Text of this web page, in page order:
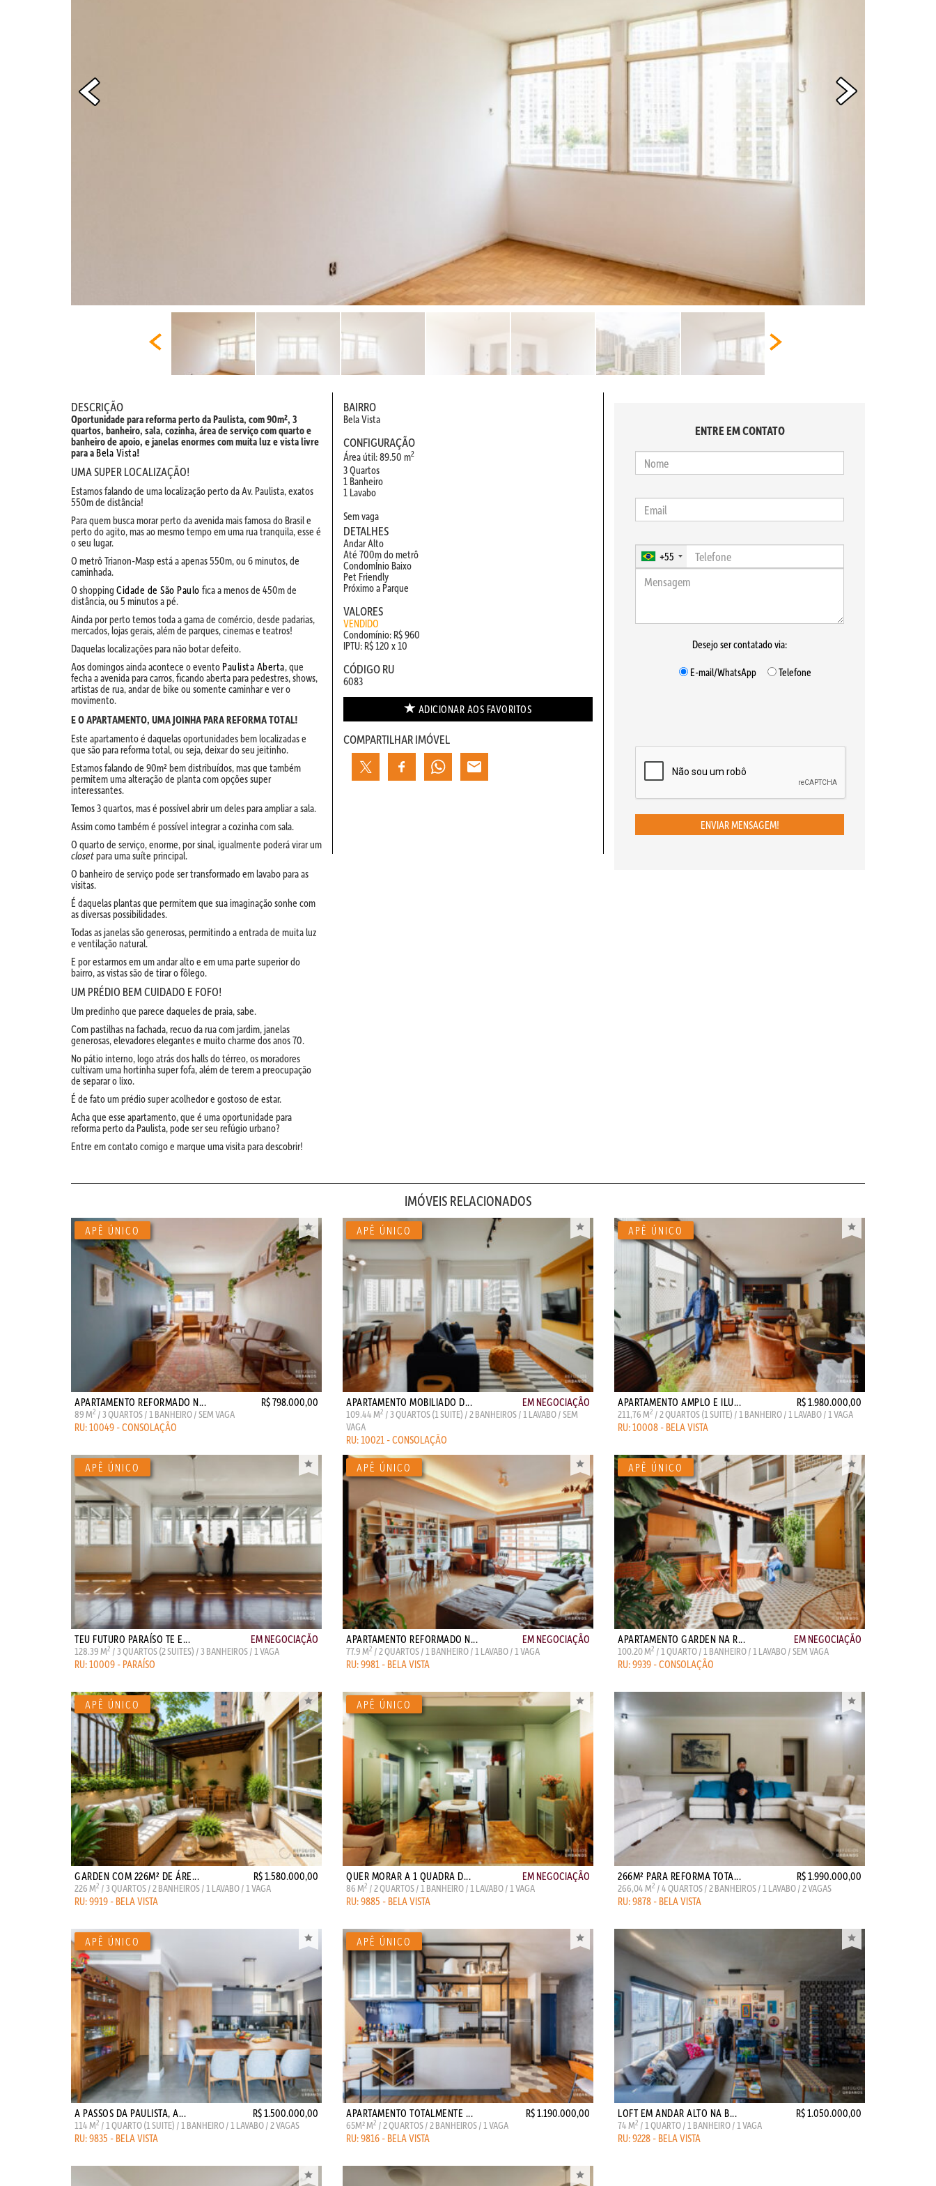
DESCRIÇÃO
Oportunidade para reforma perto da Paulista, com 90m², 3
quartos, banheiro, sala, cozinha, área de serviço com quarto e
banheiro de apoio, e janelas enormes com muita luz e vista livre
para a Bela Vista!
UMA SUPER LOCALIZAÇÃO!
Estamos falando de uma localização perto da Av. Paulista, exatos
550m de distância!
Para quem busca morar perto da avenida mais famosa do Brasil e
perto do agito, mas ao mesmo tempo em uma rua tranquila, esse é
o seu lugar.
O metrô Trianon-Masp está a apenas 550m, ou 6 minutos, de
caminhada.
O shopping Cidade de São Paulo fica a menos de 450m de
distância, ou 5 minutos a pé.
Ainda por perto temos toda a gama de comércio, desde padarias,
mercados, lojas gerais, além de parques, cinemas e teatros!
Daquelas localizações para não botar defeito.
Aos domingos ainda acontece o evento Paulista Aberta, que
fecha a avenida para carros, ficando aberta para pedestres, shows,
artistas de rua, andar de bike ou somente caminhar e ver o
movimento.
E O APARTAMENTO, UMA JOINHA PARA REFORMA TOTAL!
Este apartamento é daquelas oportunidades bem localizadas e
que são para reforma total, ou seja, deixar do seu jeitinho.
Estamos falando de 90m² bem distribuídos, mas que também
permitem uma alteração de planta com opções super
interessantes.
Temos 3 quartos, mas é possível abrir um deles para ampliar a sala.
Assim como também é possível integrar a cozinha com sala.
O quarto de serviço, enorme, por sinal, igualmente poderá virar um
closetpara uma suíte principal.
O banheiro de serviço pode ser transformado em lavabo para as
visitas.
É daquelas plantas que permitem que sua imaginação sonhe com
as diversas possibilidades.
Todas as janelas são generosas, permitindo a entrada de muita luz
e ventilação natural.
E por estarmos em um andar alto e em uma parte superior do
bairro, as vistas são de tirar o fôlego.
UM PRÉDIO BEM CUIDADO E FOFO!
Um predinho que parece daqueles de praia, sabe.
Com pastilhas na fachada, recuo da rua com jardim, janelas
generosas, elevadores elegantes e muito charme dos anos 70.
No pátio interno, logo atrás dos halls do térreo, os moradores
cultivam uma hortinha super fofa, além de terem a preocupação
de separar o lixo.
É de fato um prédio super acolhedor e gostoso de estar.
Acha que esse apartamento, que é uma oportunidade para
reforma perto da Paulista, pode ser seu refúgio urbano?
Entre em contato comigo e marque uma visita para descobrir!
BAIRRO
Bela Vista
CONFIGURAÇÃO
Área útil: 89.50 m2
3 Quartos
1 Banheiro
1 Lavabo
Sem vaga
DETALHES
Andar Alto
Até 700m do metrô
CondomÍnio Baixo
Pet Friendly
Próximo a Parque
VALORES
VENDIDO
Condomínio: R$ 960
IPTU: R$ 120 x 10
CÓDIGO RU
6083
ADICIONAR AOS FAVORITOS
COMPARTILHAR IMÓVEL
ENTRE EM CONTATO
+55
Desejo ser contatado via:
E-mail/WhatsApp
Telefone
ENVIAR MENSAGEM!
IMÓVEIS RELACIONADOS
APARTAMENTO REFORMADO N... R$ 798.000,00
89 M2 / 3 QUARTOS / 1 BANHEIRO / SEM VAGA
RU: 10049 - CONSOLAÇÃO
APARTAMENTO MOBILIADO D... EM NEGOCIAÇÃO
109.44 M2 / 3 QUARTOS (1 SUITE) / 2 BANHEIROS / 1 LAVABO / SEM
VAGA
RU: 10021 - CONSOLAÇÃO
APARTAMENTO AMPLO E ILU... R$ 1.980.000,00
211,76 M2 / 2 QUARTOS (1 SUITE) / 1 BANHEIRO / 1 LAVABO / 1 VAGA
RU: 10008 - BELA VISTA
TEU FUTURO PARAÍSO TE E... EM NEGOCIAÇÃO
128.39 M2 / 3 QUARTOS (2 SUITES) / 3 BANHEIROS / 1 VAGA
RU: 10009 - PARAÍSO
APARTAMENTO REFORMADO N... EM NEGOCIAÇÃO
77.9 M2 / 2 QUARTOS / 1 BANHEIRO / 1 LAVABO / 1 VAGA
RU: 9981 - BELA VISTA
APARTAMENTO GARDEN NA R... EM NEGOCIAÇÃO
100.20 M2 / 1 QUARTO / 1 BANHEIRO / 1 LAVABO / SEM VAGA
RU: 9939 - CONSOLAÇÃO
GARDEN COM 226M² DE ÁRE... R$ 1.580.000,00
226 M2 / 3 QUARTOS / 2 BANHEIROS / 1 LAVABO / 1 VAGA
RU: 9919 - BELA VISTA
QUER MORAR A 1 QUADRA D... EM NEGOCIAÇÃO
86 M2 / 2 QUARTOS / 1 BANHEIRO / 1 LAVABO / 1 VAGA
RU: 9885 - BELA VISTA
266M² PARA REFORMA TOTA... R$ 1.990.000,00
266,04 M2 / 4 QUARTOS / 2 BANHEIROS / 1 LAVABO / 2 VAGAS
RU: 9878 - BELA VISTA
A PASSOS DA PAULISTA, A... R$ 1.500.000,00
114 M2 / 1 QUARTO (1 SUITE) / 1 BANHEIRO / 1 LAVABO / 2 VAGAS
RU: 9835 - BELA VISTA
APARTAMENTO TOTALMENTE ... R$ 1.190.000,00
65M² M2 / 2 QUARTOS / 2 BANHEIROS / 1 VAGA
RU: 9816 - BELA VISTA
LOFT EM ANDAR ALTO NA B... R$ 1.050.000,00
74 M2 / 1 QUARTO / 1 BANHEIRO / 1 VAGA
RU: 9228 - BELA VISTA